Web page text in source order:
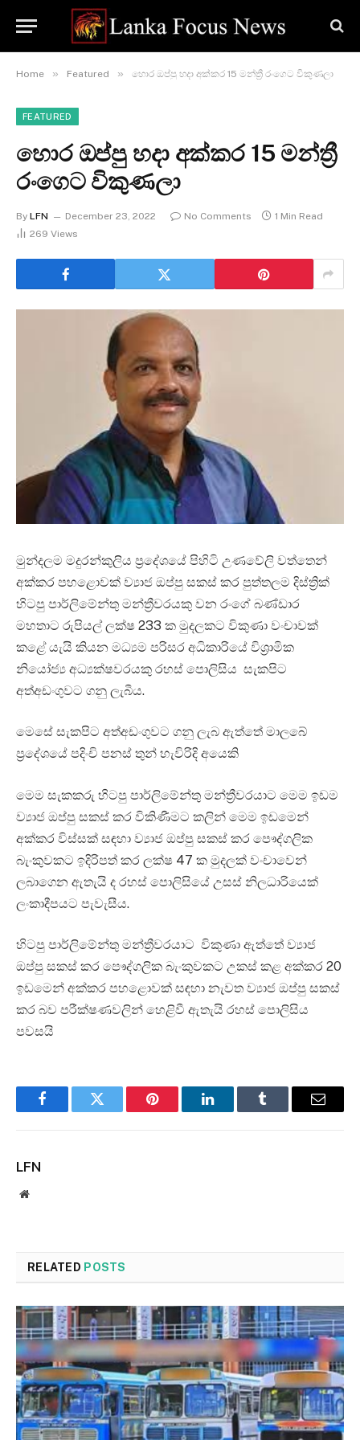
Home » Featured » හොර ඔප්පු හදා අක්කර 15 මන්ත්‍රී රංගෙට විකුණලා
FEATURED
හොර ඔප්පු හදා අක්කර 15 මන්ත්‍රී
රංගෙට විකුණලා
By LFN December 23, 2022 No Comments
1 Min Read
269 Views
මුන්දලම මදුරන්කුලිය ප්‍රදේශයේ පිහිටි උණවේලි වත්තෙන්
අක්කර පහළොවක් ව්‍යාජ ඔප්පු සකස් කර පුත්තලම දිස්ත්‍රික්
හිටපු පාර්ලිමේන්තු මන්ත්‍රීවරයකු වන රංගේ බණ්ඩාර
මහතාට රුපියල් ලක්ෂ 233 ක මුදලකට විකුණා වංචාවක්
කළේ යැයි කියන මධ්‍යම පරිසර අධිකාරියේ විශ්‍රාමික
නියෝජ්‍ය අධ්‍යක්ෂවරයකු රහස් පොලිසිය සැකපිට
අත්අඩංගුවට ගනු ලැබීය.
මෙසේ සැකපිට අත්අඩංගුවට ගනු ලැබ ඇත්තේ මාලබේ
ප්‍රදේශයේ පදිංචි පනස් තුන් හැවිරිදි අයෙකි
මෙම සැකකරු හිටපු පාර්ලිමේන්තු මන්ත්‍රීවරයාට මෙම ඉඩම
ව්‍යාජ ඔප්පු සකස් කර විකිණීමට කලින් මෙම ඉඩමෙන්
අක්කර විස්සක් සඳහා ව්‍යාජ ඔප්පු සකස් කර පෞද්ගලික
බැංකුවකට ඉදිරිපත් කර ලක්ෂ 47 ක මුදලක් වංචාවෙන්
ලබාගෙන ඇතැයි ද රහස් පොලිසියේ උසස් නිලධාරියෙක්
ලංකාදීපයට පැවැසීය.
හිටපු පාර්ලිමේන්තු මන්ත්‍රීවරයාට විකුණා ඇත්තේ ව්‍යාජ
ඔප්පු සකස් කර පෞද්ගලික බැංකුවකට උකස් කළ අක්කර 20
ඉඩමෙන් අක්කර පහළොවක් සඳහා නැවත ව්‍යාජ ඔප්පු සකස්
කර බව පරීක්ෂණවලින් හෙළිවී ඇතැයි රහස් පොලිසිය
පවසයි
FacebookTwitter Pinterest LinkedInTumblr Email
LFN
Website
RELATED POSTS